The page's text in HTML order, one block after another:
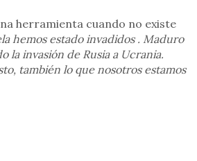
herramienta cuando no existe
hemos estado invadidos . Maduro
la invasión de Rusia a Ucrania.
también lo que nosotros estamos